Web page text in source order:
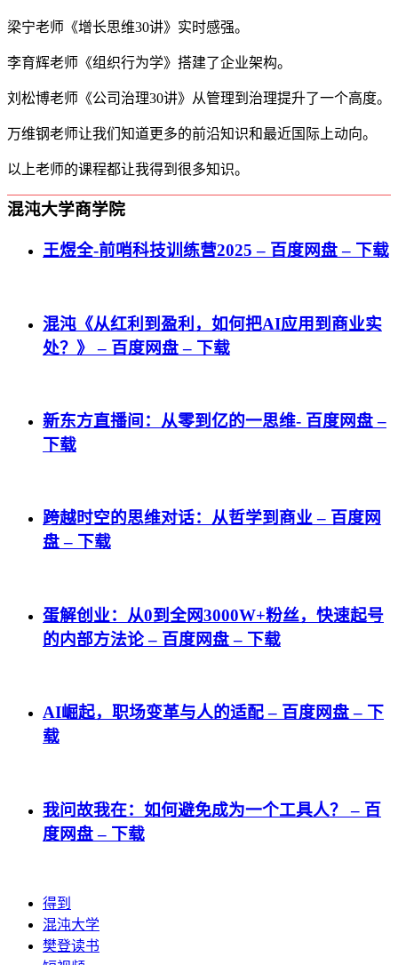
梁宁老师《增长思维30讲》实时感强。
李育辉老师《组织行为学》搭建了企业架构。
刘松博老师《公司治理30讲》从管理到治理提升了一个高度。
万维钢老师让我们知道更多的前沿知识和最近国际上动向。
以上老师的课程都让我得到很多知识。
混沌大学商学院
王煜全-前哨科技训练营2025 – 百度网盘 – 下载
混沌《从红利到盈利，如何把AI应用到商业实
处？》 – 百度网盘 – 下载
新东方直播间：从零到亿的一思维- 百度网盘 –
下载
跨越时空的思维对话：从哲学到商业 – 百度网
盘 – 下载
蛋解创业：从0到全网3000W+粉丝，快速起号
的内部方法论 – 百度网盘 – 下载
AI崛起，职场变革与人的适配 – 百度网盘 – 下
载
我问故我在：如何避免成为一个工具人？ – 百
度网盘 – 下载
得到
混沌大学
樊登读书